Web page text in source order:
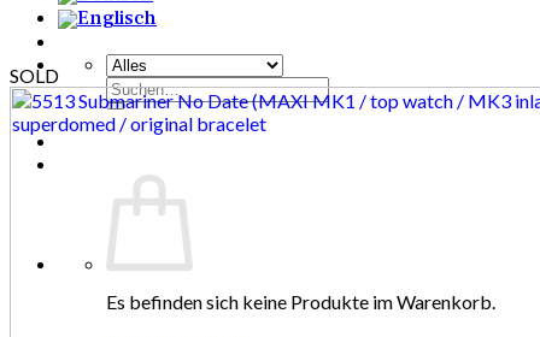
Suchen
nach:
Es befinden sich keine Produkte im Warenkorb.
SOLD